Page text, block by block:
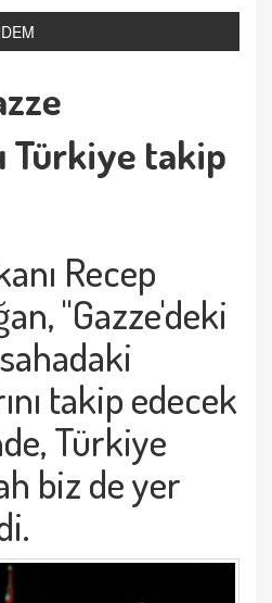
Türkiye takip
Recep
"Gazze'deki
takip edecek
Türkiye
biz de yer